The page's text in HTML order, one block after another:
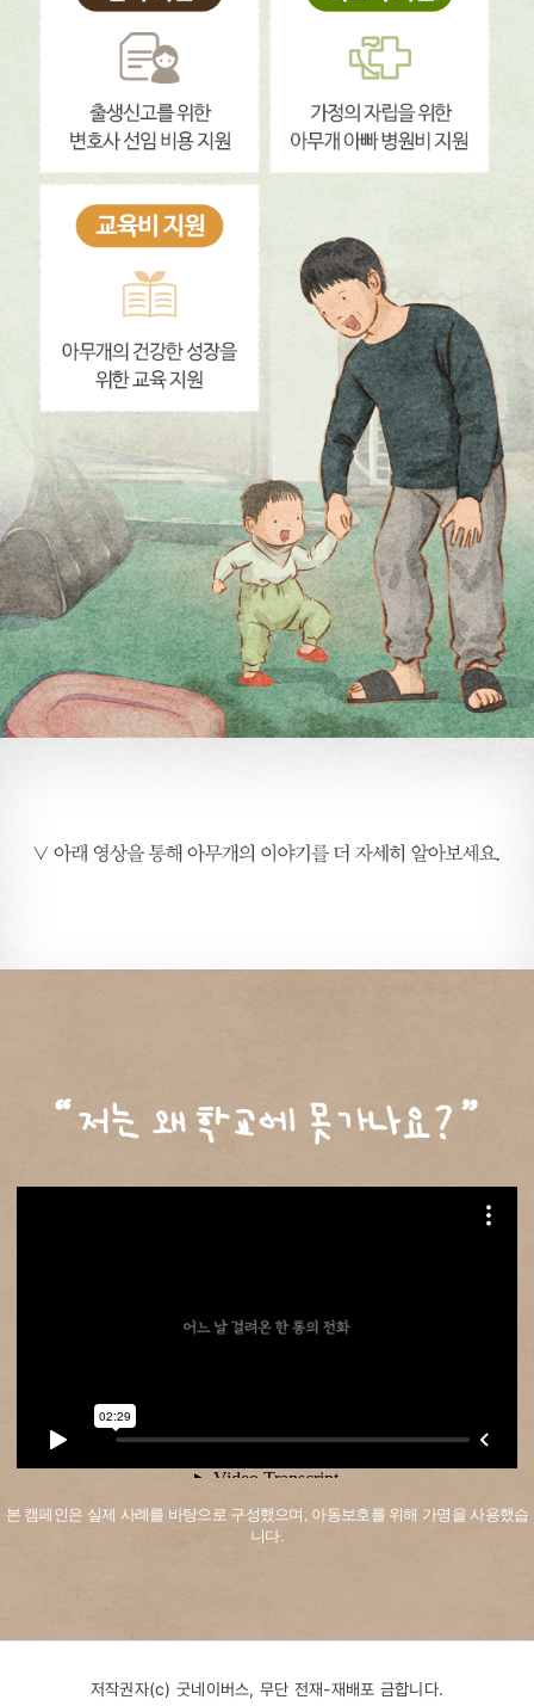
본 캠페인은 실제 사례를 바탕으로 구성했으며, 아동보호를 위해 가명을 사용했습
니다.
저작권자(c) 굿네이버스, 무단 전재-재배포 금합니다.